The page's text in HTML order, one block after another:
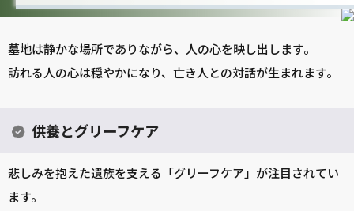
墓地は静かな場所でありながら、人の心を映し出します。
訪れる人の心は穏やかになり、亡き人との対話が生まれます。
供養とグリーフケア
悲しみを抱えた遺族を支える「グリーフケア」が注目されてい
ます。